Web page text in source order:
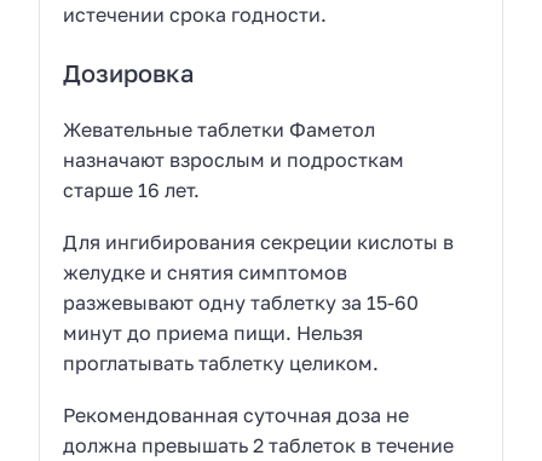
истечении срока годности.
Дозировка
Жевательные таблетки Фаметол
назначают взрослым и подросткам
старше 16 лет.
Для ингибирования секреции кислоты в
желудке и снятия симптомов
разжевывают одну таблетку за 15-60
минут до приема пищи. Нельзя
проглатывать таблетку целиком.
Рекомендованная суточная доза не
должна превышать 2 таблеток в течение